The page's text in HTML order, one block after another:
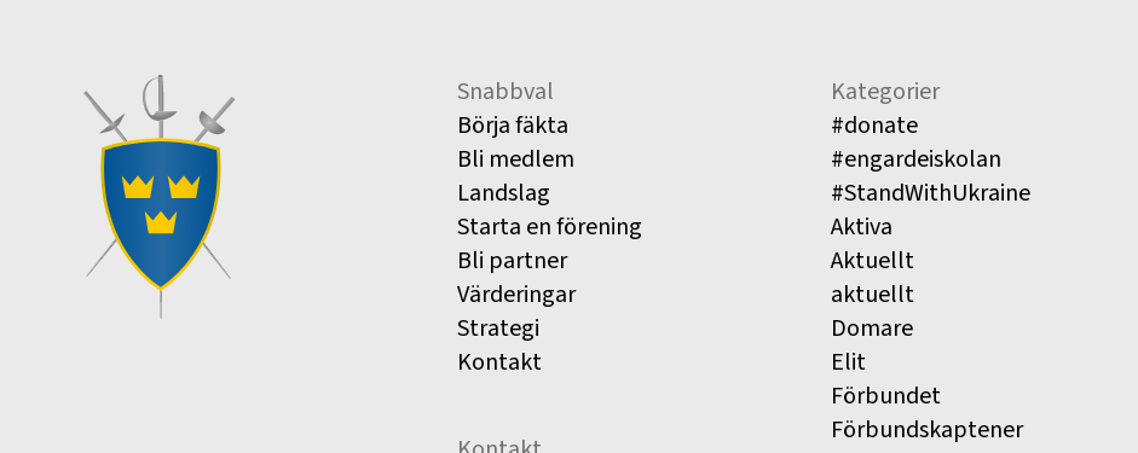
Snabbval
Börja fäkta
Bli medlem
Landslag
Starta en förening
Bli partner
Värderingar
Strategi
Kontakt
Kategorier
#donate
#engardeiskolan
#StandWithUkraine
Aktiva
Aktuellt
aktuellt
Domare
Elit
Förbundet
Förbundskaptener